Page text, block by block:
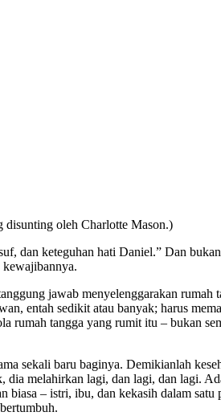
disunting oleh Charlotte Mason.)
dan keteguhan hati Daniel.” Dan
kewajibannya.
jawab menyelenggarakan rumah
entah sedikit atau banyak; harus
rumah tangga yang rumit itu – bukan
sekali baru baginya. Demikianlah
dia melahirkan lagi, dan lagi, dan lagi.
biasa – istri, ibu, dan kekasih dalam satu